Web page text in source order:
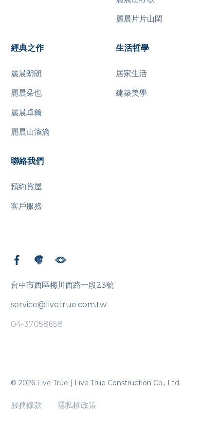
麗晨片片山閑
經典之作
麗晨朗朗
麗晨朵也
麗晨卓爾
麗晨山溜滴
生活哲學
居家生活
建築美學
聯絡我們
預約賞屋
客戶服務
台中市西區梅川西路一段23號
service@livetrue.com.tw
04-37058658
© 2026 Live True | Live True Construction Co., Ltd.
服務條款 隱私權政策